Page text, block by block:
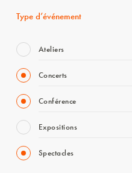
Type d’événement
Ateliers
Concerts
Conférence
Expositions
Spectacles